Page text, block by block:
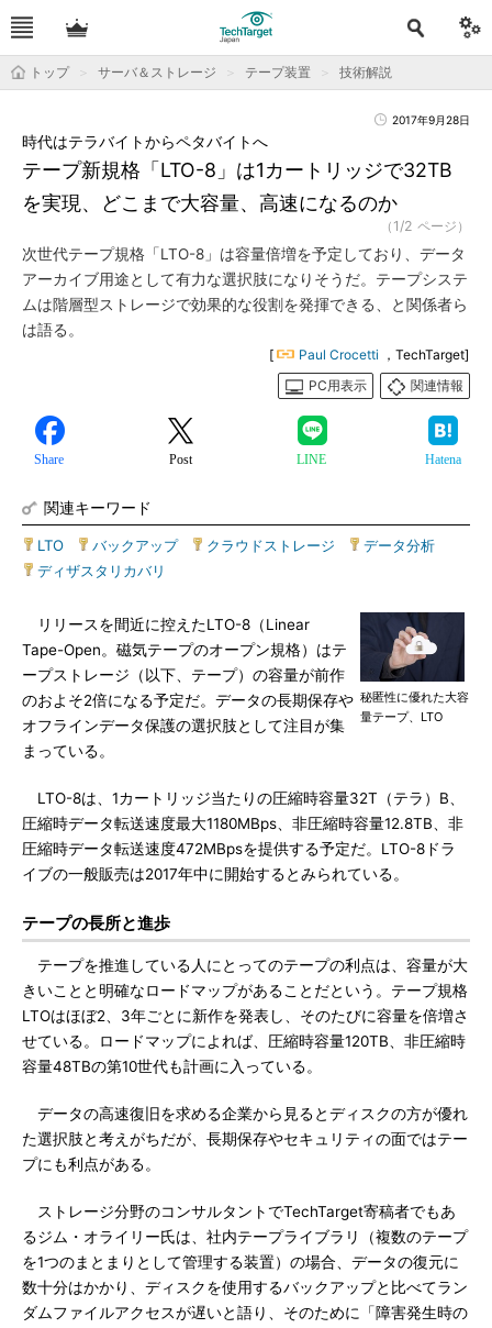
トップ サーバ＆ストレージ テープ装置 技術解説
2017年9月28日
テープ新規格「LTO-8」は1カートリッジで32TB
を実現、どこまで大容量、高速になるのか
時代はテラバイトからペタバイトへ
（1/2 ページ）
次世代テープ規格「LTO-8」は容量倍増を予定しており、データ
アーカイブ用途として有力な選択肢になりそうだ。テープシステ
ムは階層型ストレージで効果的な役割を発揮できる、と関係者ら
は語る。
[ Paul Crocetti ，TechTarget]
PC用表示
関連情報
Share Post LINE Hatena
関連キーワード
LTO バックアップ| クラウドストレージ データ分析
ディザスタリカバリ
秘匿性に優れた大容
量テープ、LTO
リリースを間近に控えたLTO-8（Linear
Tape-Open。磁気テープのオープン規格）はテ
ープストレージ（以下、テープ）の容量が前作
のおよそ2倍になる予定だ。データの長期保存や
オフラインデータ保護の選択肢として注目が集
まっている。
LTO-8は、1カートリッジ当たりの圧縮時容量32T（テラ）B、
圧縮時データ転送速度最大1180MBps、非圧縮時容量12.8TB、非
圧縮時データ転送速度472MBpsを提供する予定だ。LTO-8ドラ
イブの一般販売は2017年中に開始するとみられている。
テープの長所と進歩
テープを推進している人にとってのテープの利点は、容量が大
きいことと明確なロードマップがあることだという。テープ規格
LTOはほぼ2、3年ごとに新作を発表し、そのたびに容量を倍増さ
せている。ロードマップによれば、圧縮時容量120TB、非圧縮時
容量48TBの第10世代も計画に入っている。
データの高速復旧を求める企業から見るとディスクの方が優れ
た選択肢と考えがちだが、長期保存やセキュリティの面ではテー
プにも利点がある。
ストレージ分野のコンサルタントでTechTarget寄稿者でもあ
るジム・オライリー氏は、社内テープライブラリ（複数のテープ
を1つのまとまりとして管理する装置）の場合、データの復元に
数十分はかかり、ディスクを使用するバックアップと比べてラン
ダムファイルアクセスが遅いと語り、そのために「障害発生時の